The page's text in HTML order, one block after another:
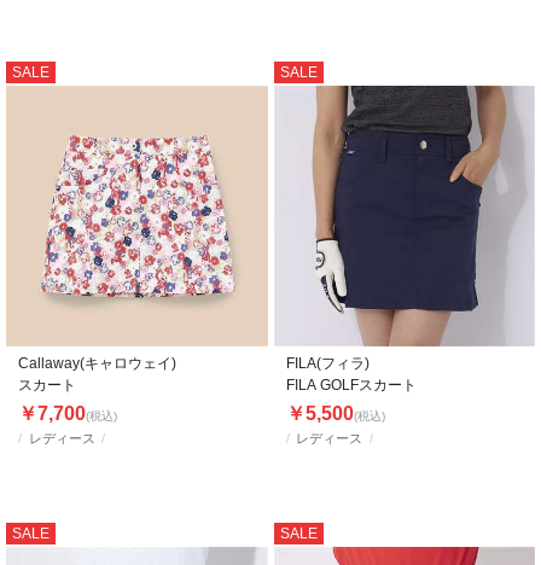
SALE
レディース
Callaway(キャロウェイ)
スカート
￥7,700(税込)
SALE
レディース
FILA(フィラ)
FILA GOLFスカート
￥5,500(税込)
SALE SALE